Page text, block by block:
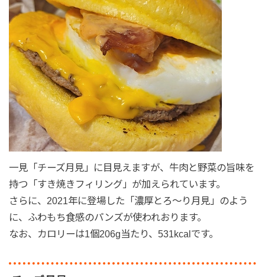
一見「チーズ月見」に目見えますが、牛肉と野菜の旨味を
持つ「すき焼きフィリング」が加えられています。
さらに、2021年に登場した「濃厚とろ～り月見」のよう
に、ふわもち食感のパンズが使われおります。
なお、カロリーは1個206g当たり、531kcalです。